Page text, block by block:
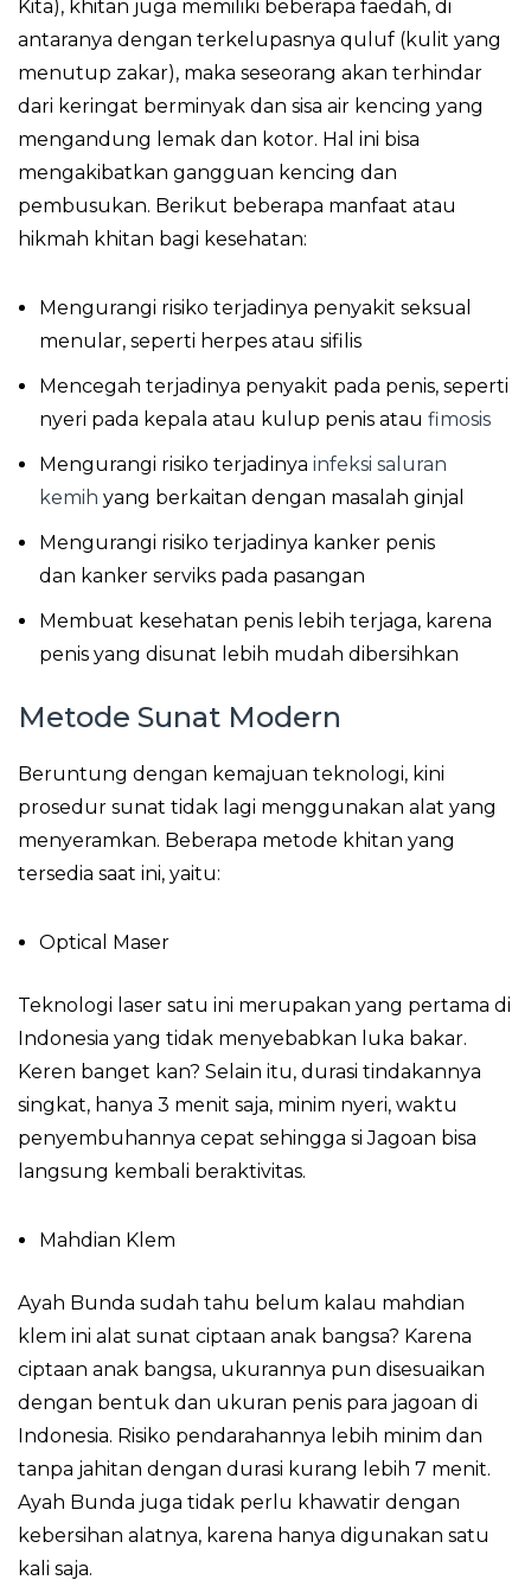
Kita), khitan juga memiliki beberapa faedah, di
antaranya dengan terkelupasnya quluf (kulit yang
menutup zakar), maka seseorang akan terhindar
dari keringat berminyak dan sisa air kencing yang
mengandung lemak dan kotor. Hal ini bisa
mengakibatkan gangguan kencing dan
pembusukan. Berikut beberapa manfaat atau
hikmah khitan bagi kesehatan:
Mengurangi risiko terjadinya penyakit seksual
menular, seperti herpes atau sifilis
Mencegah terjadinya penyakit pada penis, seperti
nyeri pada kepala atau kulup penis atau fimosis
Mengurangi risiko terjadinya infeksi saluran
kemih yang berkaitan dengan masalah ginjal
Mengurangi risiko terjadinya kanker penis
dan kanker serviks pada pasangan
Membuat kesehatan penis lebih terjaga, karena
penis yang disunat lebih mudah dibersihkan
Metode Sunat Modern
Beruntung dengan kemajuan teknologi, kini
prosedur sunat tidak lagi menggunakan alat yang
menyeramkan. Beberapa metode khitan yang
tersedia saat ini, yaitu:
Optical Maser
Teknologi laser satu ini merupakan yang pertama di
Indonesia yang tidak menyebabkan luka bakar.
Keren banget kan? Selain itu, durasi tindakannya
singkat, hanya 3 menit saja, minim nyeri, waktu
penyembuhannya cepat sehingga si Jagoan bisa
langsung kembali beraktivitas.
Mahdian Klem
Ayah Bunda sudah tahu belum kalau mahdian
klem ini alat sunat ciptaan anak bangsa? Karena
ciptaan anak bangsa, ukurannya pun disesuaikan
dengan bentuk dan ukuran penis para jagoan di
Indonesia. Risiko pendarahannya lebih minim dan
tanpa jahitan dengan durasi kurang lebih 7 menit.
Ayah Bunda juga tidak perlu khawatir dengan
kebersihan alatnya, karena hanya digunakan satu
kali saja.